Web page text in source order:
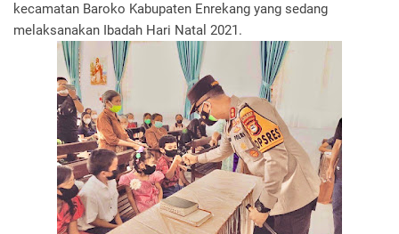
kecamatan Baroko Kabupaten Enrekang yang sedang
melaksanakan Ibadah Hari Natal 2021.